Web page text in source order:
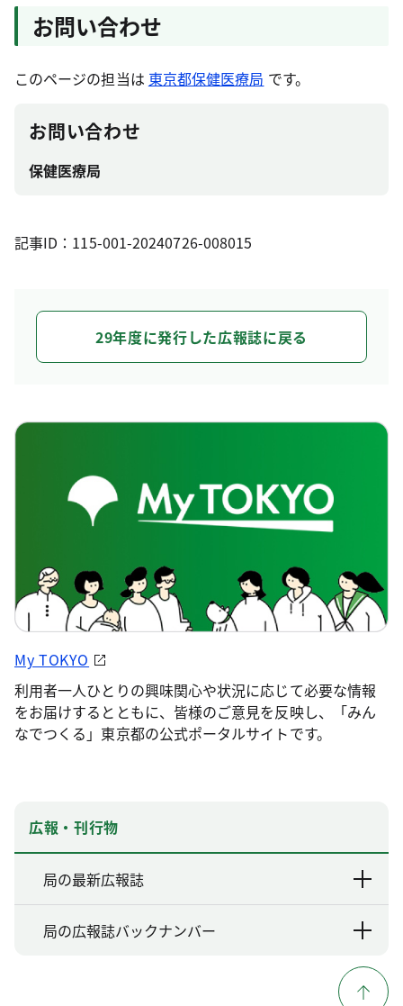
お問い合わせ
このページの担当は 東京都保健医療局 です。
お問い合わせ
保健医療局
記事ID：115-001-20240726-008015
29年度に発行した広報誌に戻る
My TOKYO
利用者一人ひとりの興味関心や状況に応じて必要な情報
をお届けするとともに、皆様のご意見を反映し、「みん
なでつくる」東京都の公式ポータルサイトです。
広報・刊行物
局の最新広報誌
局の広報誌バックナンバー